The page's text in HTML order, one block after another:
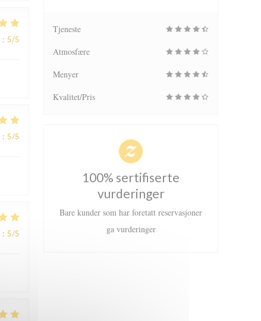
: 5/5
: 5/5
: 5/5
Tjeneste
Atmosfære
Menyer
Kvalitet/Pris
100% sertifiserte
vurderinger
Bare kunder som har foretatt reservasjoner
ga vurderinger